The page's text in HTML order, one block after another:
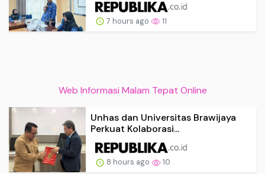
7 hours ago 11
Web Informasi Malam Tepat Online
Unhas dan Universitas Brawijaya
Perkuat Kolaborasi...
8 hours ago 10